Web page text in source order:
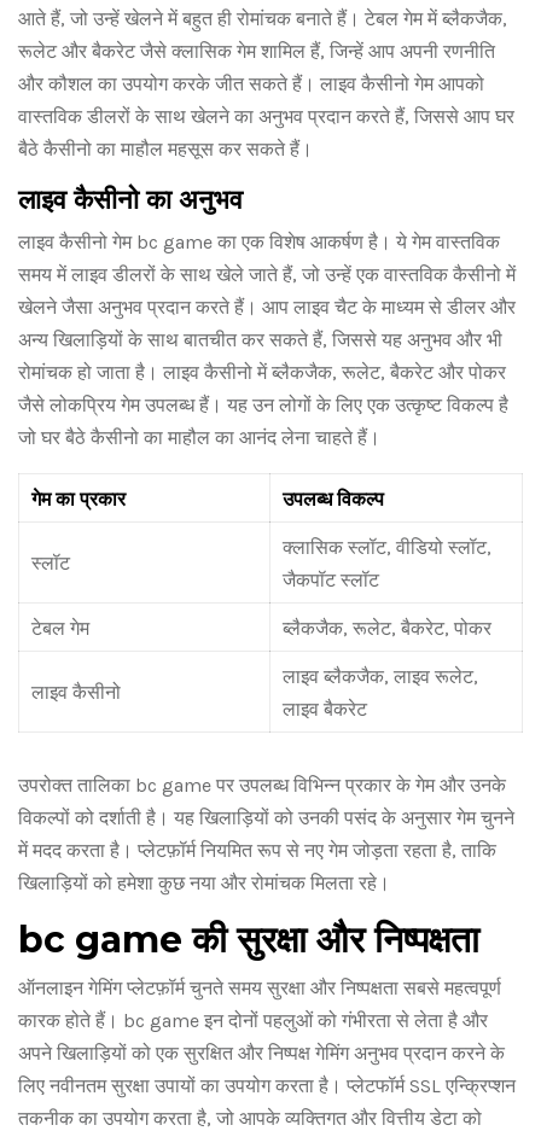
आते हैं, जो उन्हें खेलने में बहुत ही रोमांचक बनाते हैं। टेबल गेम में ब्लैकजैक,
रूलेट और बैकरेट जैसे क्लासिक गेम शामिल हैं, जिन्हें आप अपनी रणनीति
और कौशल का उपयोग करके जीत सकते हैं। लाइव कैसीनो गेम आपको
वास्तविक डीलरों के साथ खेलने का अनुभव प्रदान करते हैं, जिससे आप घर
बैठे कैसीनो का माहौल महसूस कर सकते हैं।
लाइव कैसीनो का अनुभव
लाइव कैसीनो गेम bc game का एक विशेष आकर्षण है। ये गेम वास्तविक
समय में लाइव डीलरों के साथ खेले जाते हैं, जो उन्हें एक वास्तविक कैसीनो में
खेलने जैसा अनुभव प्रदान करते हैं। आप लाइव चैट के माध्यम से डीलर और
अन्य खिलाड़ियों के साथ बातचीत कर सकते हैं, जिससे यह अनुभव और भी
रोमांचक हो जाता है। लाइव कैसीनो में ब्लैकजैक, रूलेट, बैकरेट और पोकर
जैसे लोकप्रिय गेम उपलब्ध हैं। यह उन लोगों के लिए एक उत्कृष्ट विकल्प है
जो घर बैठे कैसीनो का माहौल का आनंद लेना चाहते हैं।
गेम का प्रकार उपलब्ध विकल्प
स्लॉट
क्लासिक स्लॉट, वीडियो स्लॉट,
जैकपॉट स्लॉट
टेबल गेम ब्लैकजैक, रूलेट, बैकरेट, पोकर
लाइव कैसीनो
लाइव ब्लैकजैक, लाइव रूलेट,
लाइव बैकरेट
उपरोक्त तालिका bc game पर उपलब्ध विभिन्न प्रकार के गेम और उनके
विकल्पों को दर्शाती है। यह खिलाड़ियों को उनकी पसंद के अनुसार गेम चुनने
में मदद करता है। प्लेटफ़ॉर्म नियमित रूप से नए गेम जोड़ता रहता है, ताकि
खिलाड़ियों को हमेशा कुछ नया और रोमांचक मिलता रहे।
bc game की सुरक्षा और निष्पक्षता
ऑनलाइन गेमिंग प्लेटफ़ॉर्म चुनते समय सुरक्षा और निष्पक्षता सबसे महत्वपूर्ण
कारक होते हैं। bc game इन दोनों पहलुओं को गंभीरता से लेता है और
अपने खिलाड़ियों को एक सुरक्षित और निष्पक्ष गेमिंग अनुभव प्रदान करने के
लिए नवीनतम सुरक्षा उपायों का उपयोग करता है। प्लेटफॉर्म SSL एन्क्रिप्शन
तकनीक का उपयोग करता है, जो आपके व्यक्तिगत और वित्तीय डेटा को